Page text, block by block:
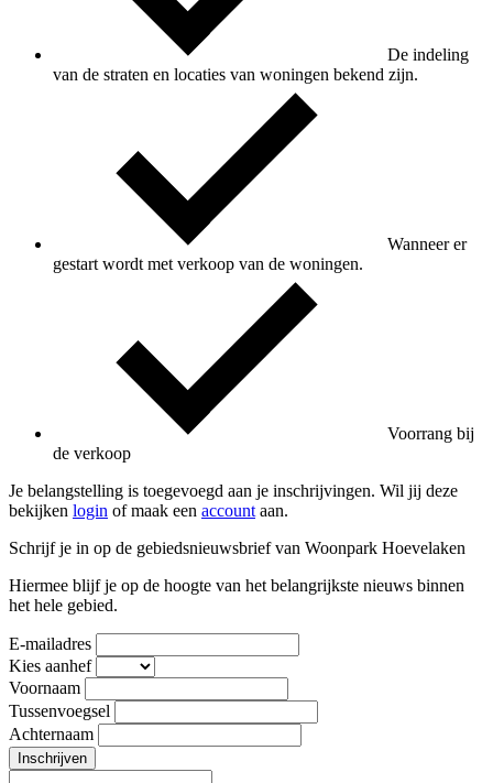
De indeling
van de straten en locaties van woningen bekend zijn.
Wanneer er
gestart wordt met verkoop van de woningen.
Voorrang bij
de verkoop
Je belangstelling is toegevoegd aan je inschrijvingen. Wil jij deze
bekijken login of maak een account aan.
Schrijf je in op de gebiedsnieuwsbrief van Woonpark Hoevelaken
Hiermee blijf je op de hoogte van het belangrijkste nieuws binnen
het hele gebied.
E-mailadres
Kies aanhef
Voornaam
Tussenvoegsel
Achternaam
Inschrijven